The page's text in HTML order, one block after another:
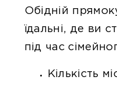
Обідній
їдальні, де ви
під час
Кількість